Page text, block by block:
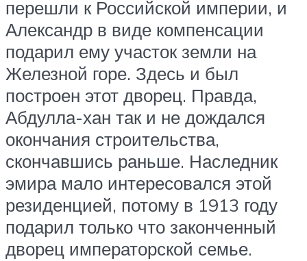
перешли к Российской империи, и
Александр в виде компенсации
подарил ему участок земли на
Железной горе. Здесь и был
построен этот дворец. Правда,
Абдулла-хан так и не дождался
окончания строительства,
скончавшись раньше. Наследник
эмира мало интересовался этой
резиденцией, потому в 1913 году
подарил только что законченный
дворец императорской семье.